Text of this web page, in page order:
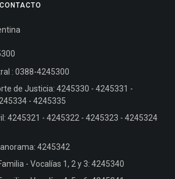
: 0388-4245300
de Justicia: 4245330 - 4245331 -
- 4245335
4245321 - 4245322 - 4245323 - 4245324
4245342
- Vocalías 1, 2 y 3: 4245340